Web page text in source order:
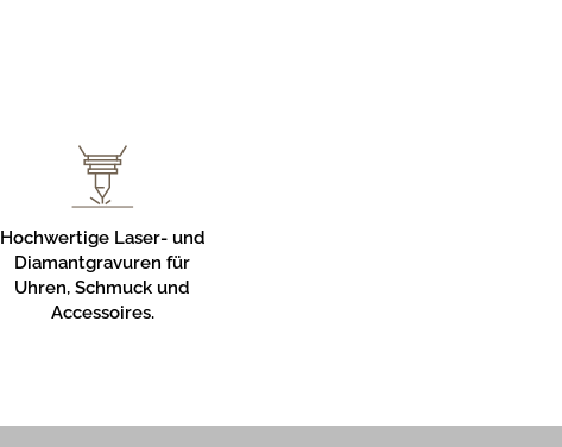
Hochwertige Laser- und
Diamantgravuren für
Uhren, Schmuck und
Accessoires.